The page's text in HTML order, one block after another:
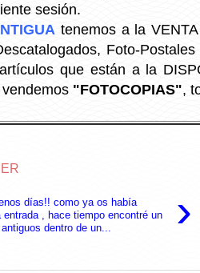
sesión.
tenemos a la
Foto-
que están a la
"FOTOCOPIAS",
›
días!! como ya os había
, hace tiempo encontré un
dentro de un...